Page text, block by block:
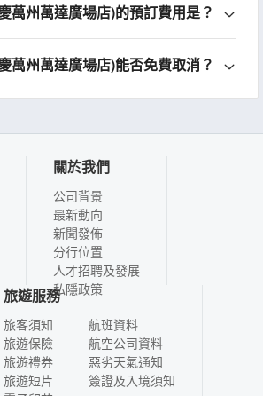
萬州萬達廣場店)的預訂費用是？
萬州萬達廣場店)能否免費取消？
關於我們
公司背景
最新動向
新聞發佈
分行位置
人才招聘及發展
私隱政策
旅遊服務
旅客須知
旅遊保險
旅遊禮券
旅遊短片
航班資料
航空公司資料
惡劣天氣通知
簽證及入境須知